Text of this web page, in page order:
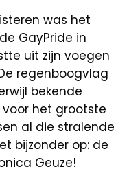
was het
GayPride in
uit zijn voegen
regenboogvlag
bekende
het grootste
al die stralende
bijzonder op: de
Geuze!